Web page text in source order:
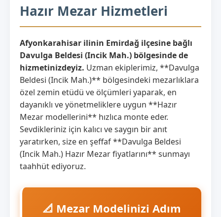
Hazır Mezar Hizmetleri
Afyonkarahisar ilinin Emirdağ ilçesine bağlı
Davulga Beldesi (Incik Mah.) bölgesinde de
hizmetinizdeyiz. Uzman ekiplerimiz, **Davulga
Beldesi (Incik Mah.)** bölgesindeki mezarlıklara
özel zemin etüdü ve ölçümleri yaparak, en
dayanıklı ve yönetmeliklere uygun **Hazır
Mezar modellerini** hızlıca monte eder.
Sevdikleriniz için kalıcı ve saygın bir anıt
yaratırken, size en şeffaf **Davulga Beldesi
(Incik Mah.) Hazır Mezar fiyatlarını** sunmayı
taahhüt ediyoruz.
📐 Mezar Modelinizi Adım